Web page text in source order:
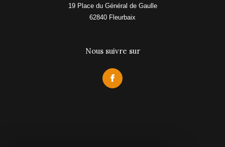
19 Place du Général de Gaulle
62840
fleurbaix
Nous suivre sur